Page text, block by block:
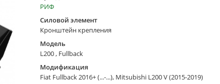
РИФ
Силовой элемент
Кронштейн крепления
Модель
L200 , Fullback
Модификация
Fiat Fullback 2016+ (...-...), Mitsubishi L200 V (2015-2019)